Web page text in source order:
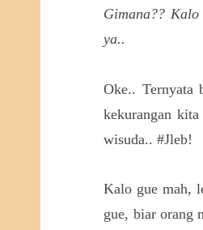
Gimana??
ya..
Oke.. Ternyata
kekurangan
wisuda.. #Jleb!
Kalo gue mah,
gue, biar orang